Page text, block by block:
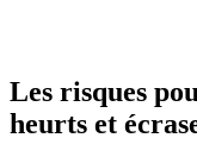
Les risques
heurts et